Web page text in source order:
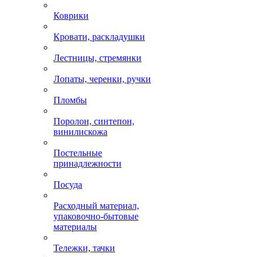
Коврики
Кровати, раскладушки
Лестницы, стремянки
Лопаты, черенки, ручки
Пломбы
Поролон, синтепон,
винилискожа
Постельные
принадлежности
Посуда
Расходный материал,
упаковочно-бытовые
материалы
Тележки, тачки